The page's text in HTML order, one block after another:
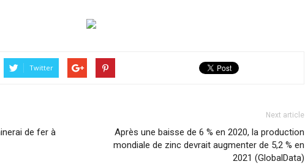
Twitter
de fer à
Next article
Après une baisse de 6 % en 2020, la production
mondiale de zinc devrait augmenter de 5,2 % en
2021 (GlobalData)